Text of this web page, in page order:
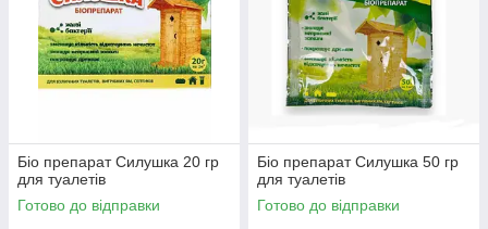
Біо препарат Силушка 20 гр
для туалетів
Готово до відправки
Біо препарат Силушка 50 гр
для туалетів
Готово до відправки